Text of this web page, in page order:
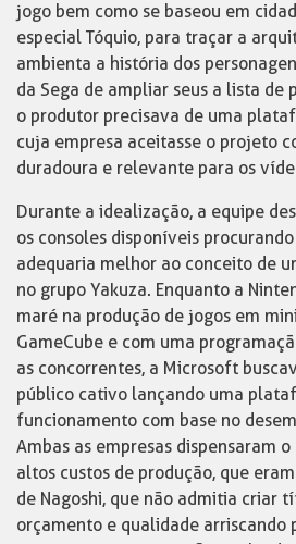
jogo bem como se baseou em
especial Tóquio, para traçar a
ambienta a história dos
da Sega de ampliar seus a lista de
o produtor precisava de uma
cuja empresa aceitasse o projeto
duradoura e relevante para os
Durante a idealização, a equipe
os consoles disponíveis
adequaria melhor ao conceito de
no grupo Yakuza. Enquanto a
maré na produção de jogos em
GameCube e com uma
as concorrentes, a Microsoft
público cativo lançando uma
funcionamento com base no
Ambas as empresas dispensaram
altos custos de produção, que
de Nagoshi, que não admitia criar
orçamento e qualidade arriscando